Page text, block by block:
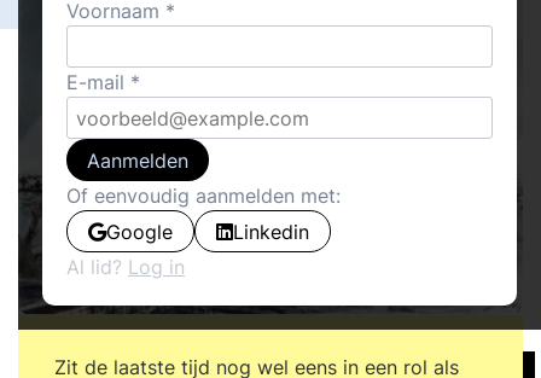
Zit de laatste tijd nog wel eens in een rol als
Voornaam
E-mail
Aanmelden
Of eenvoudig aanmelden met:
Google
Linkedin
Al lid? Log in